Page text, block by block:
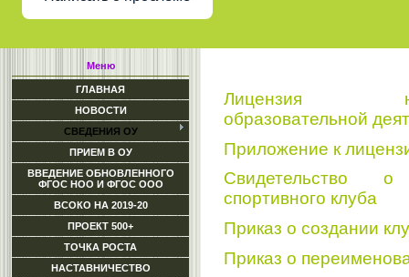
Меню
ГЛАВНАЯ
НОВОСТИ
СВЕДЕНИЯ ОУ
ПРИЕМ В ОУ
ВВЕДЕНИЕ ОБНОВЛЕННОГО
ФГОС НОО И ФГОС ООО
ВСОКО НА 2019-20
ПРОЕКТ 500+
ТОЧКА РОСТА
НАСТАВНИЧЕСТВО
Лицензия
образовательной
Приложение к
Свидетельство о
спортивного клуба
Приказ о создании
Приказ о